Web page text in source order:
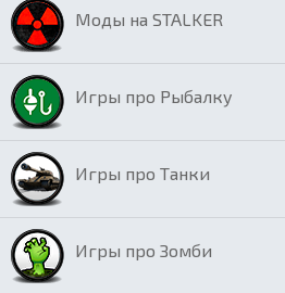
Моды на STALKER
Игры про Рыбалку
Игры про Танки
Игры про Зомби